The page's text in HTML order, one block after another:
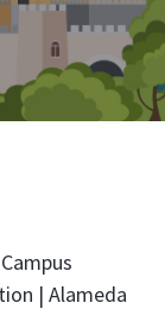
| Alameda